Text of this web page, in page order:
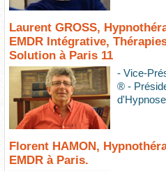
Laurent GROSS,
EMDR Intégrative,
Solution à Paris 11
- Vice-
® -
Florent HAMON,
EMDR à Paris.